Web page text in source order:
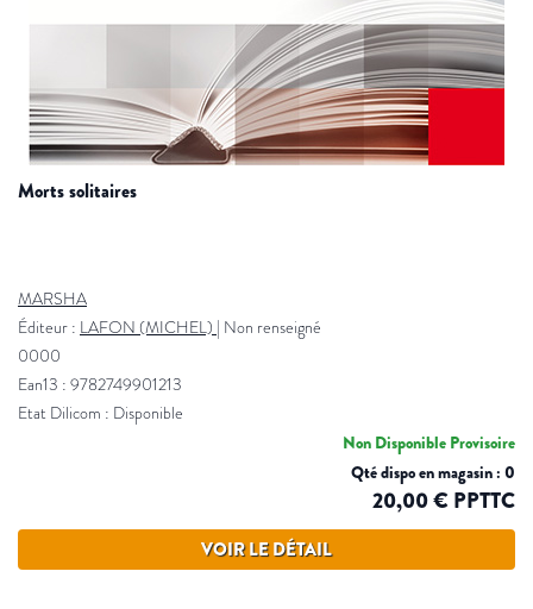
morts solitaires
MARSHA
Éditeur : LAFON (MICHEL) | Non renseigné
0000
Ean13 : 9782749901213
Etat Dilicom : Disponible
Non Disponible Provisoire
Qté dispo en magasin : 0
20,00 € PPTTC
VOIR LE DÉTAIL